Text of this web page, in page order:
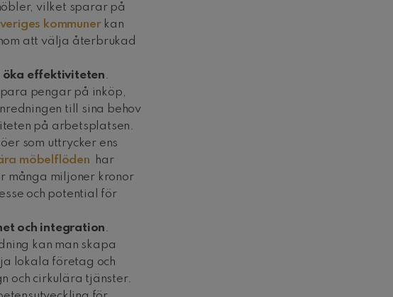
vilket sparar på
kommunerkan
att välja återbrukad
öka effektiviteten.
pengar på inköp,
till sina behov
på arbetsplatsen.
som uttrycker ens
möbelflöden har
många miljoner kronor
och potential för
och integration.
kan man skapa
lokala företag och
och cirkulära tjänster.